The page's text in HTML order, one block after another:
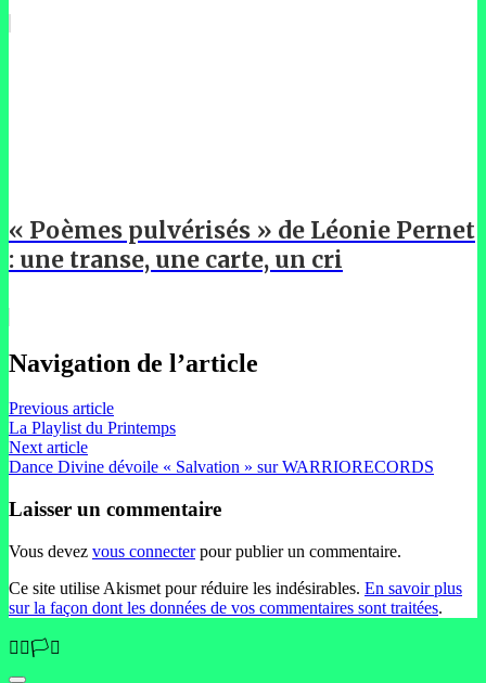
« Poèmes pulvérisés » de Léonie Pernet
: une transe, une carte, un cri
Navigation de l’article
Previous article
La Playlist du Printemps
Next article
Dance Divine dévoile « Salvation » sur WARRIORECORDS
Laisser un commentaire
Vous devez vous connecterpour publier un commentaire.
Ce site utilise Akismet pour réduire les indésirables. En savoir plus
sur la façon dont les données de vos commentaires sont traitées.
🏳️‍🌈🏳️‍⚧️